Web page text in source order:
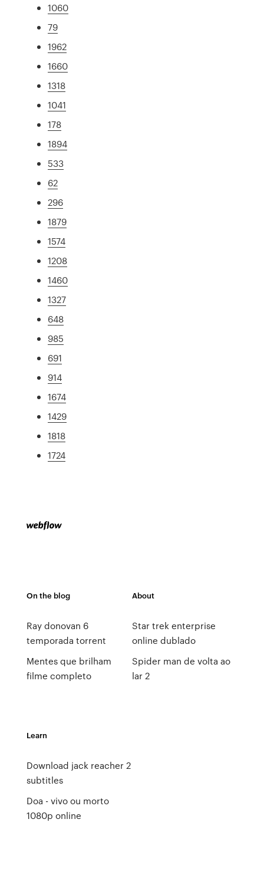
1060
79
1962
1660
1318
1041
178
1894
533
62
296
1879
1574
1208
1460
1327
648
985
691
914
1674
1429
1818
1724
On the blog
Ray donovan 6
temporada torrent
Mentes que brilham
filme completo
About
Star trek enterprise
online dublado
Spider man de volta ao
lar 2
Learn
Download jack reacher 2
subtitles
Doa - vivo ou morto
1080p online